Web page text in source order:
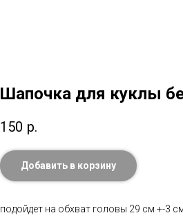
Шапочка для куклы
150 р.
Добавить в корзину
подойдет на обхват головы 29 см +-3